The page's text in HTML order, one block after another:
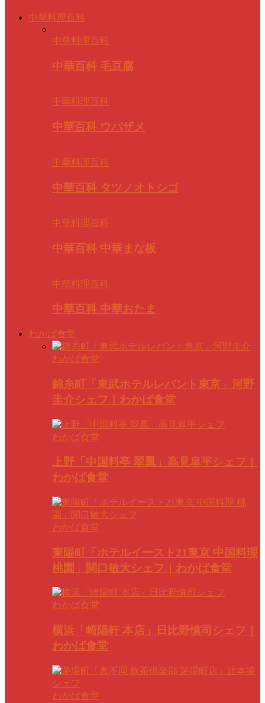
中華料理百科
中華料理百科
中華百科 毛豆腐
中華料理百科
中華百科 ウバザメ
中華料理百科
中華百科 タツノオトシゴ
中華料理百科
中華百科 中華まな板
中華料理百科
中華百科 中華おたま
わかば食堂
わかば食堂
錦糸町「東武ホテルレバント東京」河野
圭介シェフ｜わかば食堂
わかば食堂
上野「中国料亭 翠鳳」高見皐平シェフ｜
わかば食堂
わかば食堂
東陽町「ホテルイースト21東京 中国料理
桃園」関口敏大シェフ｜わかば食堂
わかば食堂
横浜「崎陽軒 本店」日比野慎司シェフ｜
わかば食堂
わかば食堂